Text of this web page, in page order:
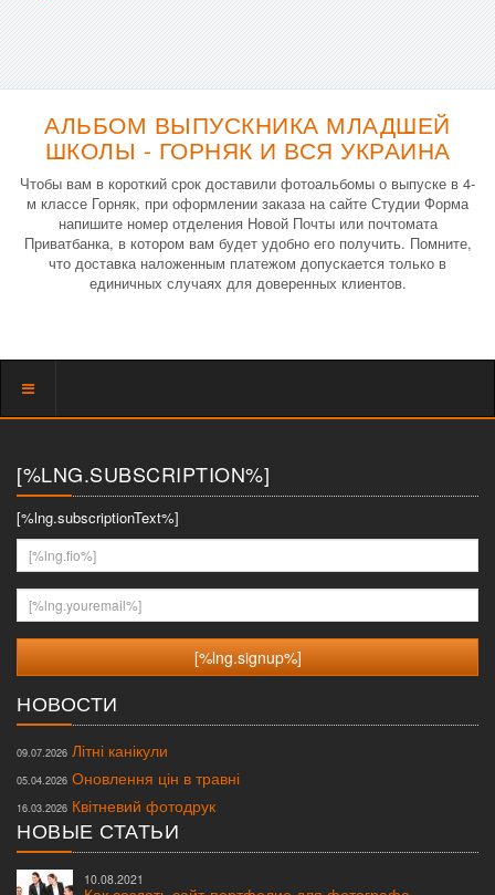
АЛЬБОМ ВЫПУСКНИКА МЛАДШЕЙ
ШКОЛЫ - ГОРНЯК И ВСЯ УКРАИНА
Чтобы вам в короткий срок доставили фотоальбомы о выпуске в 4-
м классе Горняк, при оформлении заказа на сайте Студии Форма
напишите номер отделения Новой Почты или почтомата
Приватбанка, в котором вам будет удобно его получить. Помните,
что доставка наложенным платежом допускается только в
единичных случаях для доверенных клиентов.
Показать
[%LNG.SUBSCRIPTION%]
[%lng.subscriptionText%]
[%lng.fio%]
[%lng.youremail%]
НОВОСТИ
09.07.2026 Літні канікули
05.04.2026 Оновлення цін в травні
16.03.2026 Квітневий фотодрук
НОВЫЕ СТАТЬИ
10.08.2021